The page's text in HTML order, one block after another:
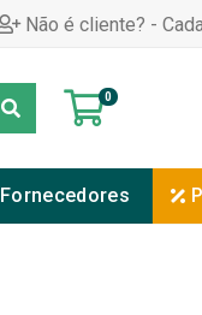
Não é cliente? -
0
Fornecedores